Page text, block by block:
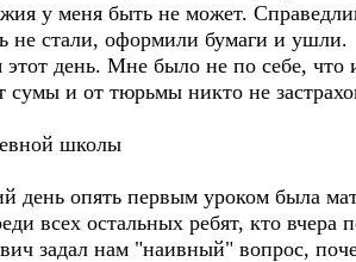
у меня быть не может.
не стали, оформили бумаги и ушли.
этот день. Мне было не по себе,
сумы и от тюрьмы никто не
школы
день опять первым уроком была
всех остальных ребят, кто
задал нам "наивный" вопрос,